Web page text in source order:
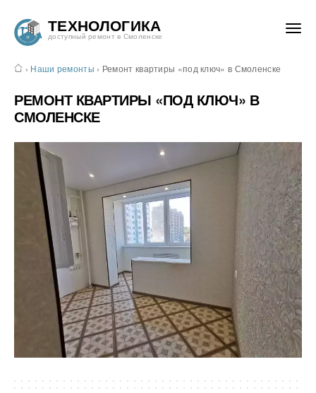
ТЕХНОЛОГИКА
доступный ремонт в Смоленске
› Наши ремонты › Ремонт квартиры «под ключ» в Смоленске
РЕМОНТ КВАРТИРЫ «ПОД КЛЮЧ» В
СМОЛЕНСКЕ